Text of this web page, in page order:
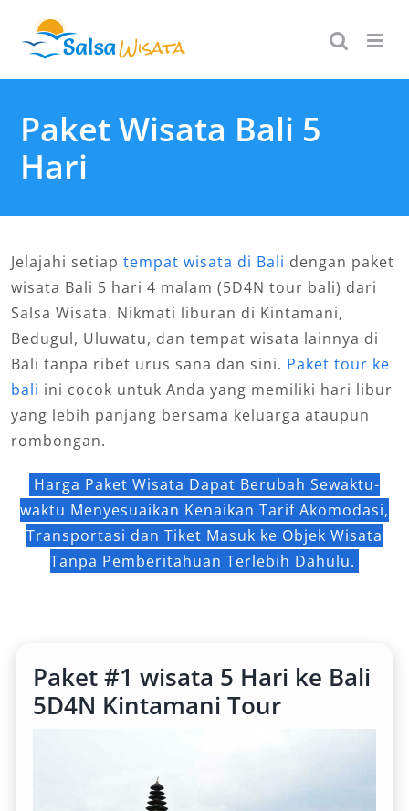
content
Paket Wisata Bali 5
Hari
Jelajahi setiap tempat wisata di Bali dengan paket
wisata Bali 5 hari 4 malam (5D4N tour bali) dari
Salsa Wisata. Nikmati liburan di Kintamani,
Bedugul, Uluwatu, dan tempat wisata lainnya di
Bali tanpa ribet urus sana dan sini. Paket tour ke
bali ini cocok untuk Anda yang memiliki hari libur
yang lebih panjang bersama keluarga ataupun
rombongan.
Harga Paket Wisata Dapat Berubah Sewaktu-
waktu Menyesuaikan Kenaikan Tarif Akomodasi,
Transportasi dan Tiket Masuk ke Objek Wisata
Tanpa Pemberitahuan Terlebih Dahulu.
Paket #1 wisata 5 Hari ke Bali
5D4N Kintamani Tour